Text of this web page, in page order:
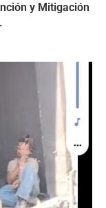
y Mitigación